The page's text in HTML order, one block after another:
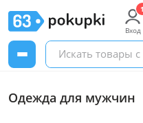
Вход
Одежда для мужчин